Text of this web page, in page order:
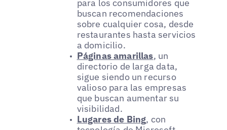
para los consumidores que
buscan recomendaciones
sobre cualquier cosa, desde
restaurantes hasta servicios
a domicilio.
Páginas amarillas, un
directorio de larga data,
sigue siendo un recurso
valioso para las empresas
que buscan aumentar su
visibilidad.
Lugares de Bing, con